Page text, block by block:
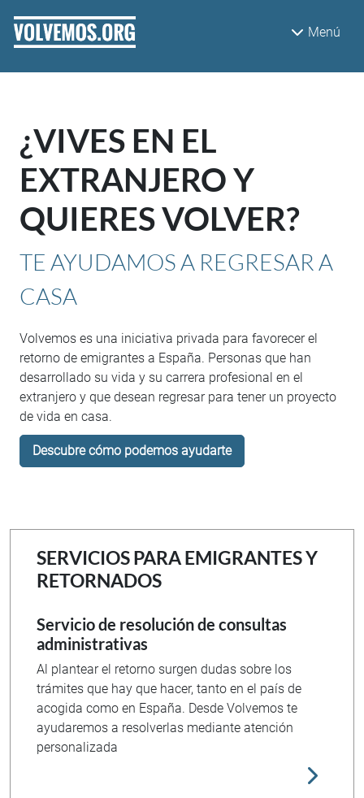
Menú
¿VIVES EN EL
EXTRANJERO Y
QUIERES VOLVER?
TE AYUDAMOS A REGRESAR A
CASA
Volvemos es una iniciativa privada para favorecer el
retorno de emigrantes a España. Personas que han
desarrollado su vida y su carrera profesional en el
extranjero y que desean regresar para tener un proyecto
de vida en casa.
Descubre cómo podemos ayudarte
SERVICIOS PARA EMIGRANTES Y
RETORNADOS
Servicio de resolución de consultas
administrativas
Al plantear el retorno surgen dudas sobre los
trámites que hay que hacer, tanto en el país de
acogida como en España. Desde Volvemos te
ayudaremos a resolverlas mediante atención
personalizada